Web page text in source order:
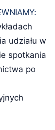
udziału w
spotkania
po